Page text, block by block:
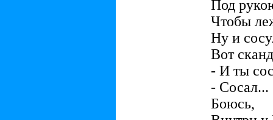
Под
Чтобы
Ну и
Вот
- И ты
- Сосал...
Боюсь,